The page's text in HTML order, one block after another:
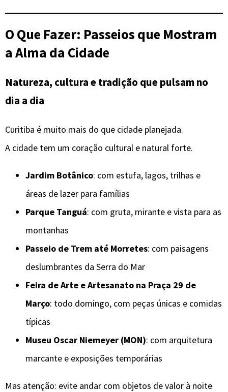
O Que Fazer: Passeios que Mostram
a Alma da Cidade
Natureza, cultura e tradição que pulsam no
dia a dia
Curitiba é muito mais do que cidade planejada.
A cidade tem um coração cultural e natural forte.
Jardim Botânico: com estufa, lagos, trilhas e
áreas de lazer para famílias
Parque Tanguá: com gruta, mirante e vista para as
montanhas
Passeio de Trem até Morretes: com paisagens
deslumbrantes da Serra do Mar
Feira de Arte e Artesanato na Praça 29 de
Março: todo domingo, com peças únicas e comidas
típicas
Museu Oscar Niemeyer (MON): com arquitetura
marcante e exposições temporárias
Mas atenção: evite andar com objetos de valor à noite